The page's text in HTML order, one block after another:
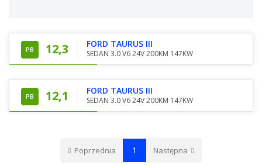
PB 12,3 FORD TAURUS III
SEDAN 3.0 V6 24V 200KM 147KW
PB 12,1 FORD TAURUS III
SEDAN 3.0 V6 24V 200KM 147KW
Poprzednia 1 Następna